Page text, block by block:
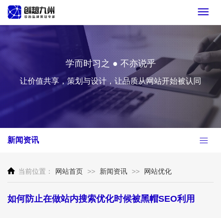
学而时习之 ● 不亦说乎
让价值共享，策划与设计，让品质从网站开始被认同
新闻资讯
当前位置： 网站首页 >> 新闻资讯 >> 网站优化
如何防止在做站内搜索优化时候被黑帽SEO利用